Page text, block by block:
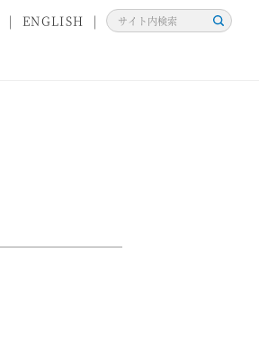
ENGLISH
検